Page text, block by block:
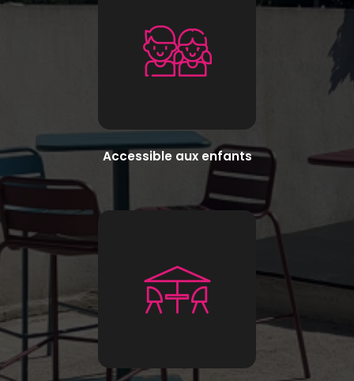
Accessible aux enfants